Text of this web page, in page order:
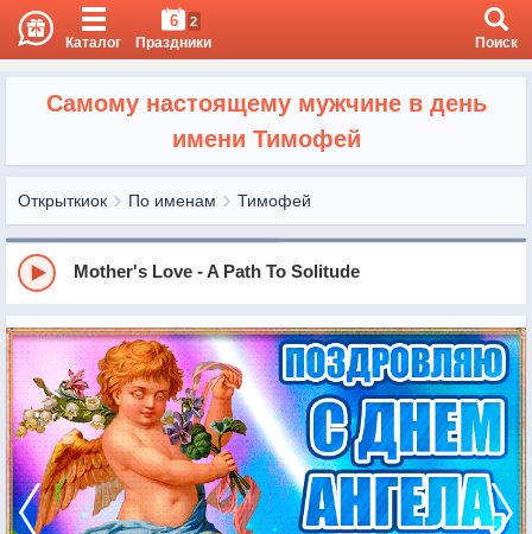
Каталог
6 2
Праздники Поиск
Самому настоящему мужчине в день
имени Тимофей
Открыткиок По именам Тимофей
Mother's Love - A Path To Solitude